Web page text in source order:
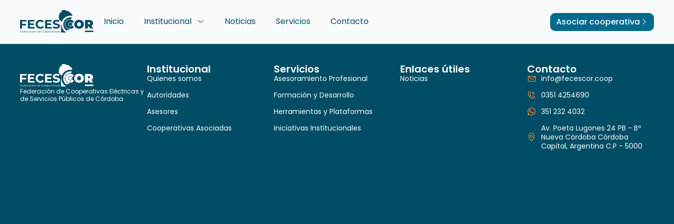
Inicio Institucional Noticias Servicios Contacto Asociar cooperativa
Federación de Cooperativas Eléctricas y
de Servicios Públicos de Córdoba
Institucional
Quienes somos
Autoridades
Asesores
Cooperativas Asociadas
Servicios
Asesoramiento Profesional
Formación y Desarrollo
Herramientas y Plataformas
Iniciativas Institucionales
Enlaces útiles
Noticias
Contacto
info@fecescor.coop
0351 4254690
351 232 4032
Av. Poeta Lugones 24 PB - Bº
Nueva Córdoba Córdoba
Capital, Argentina C.P - 5000